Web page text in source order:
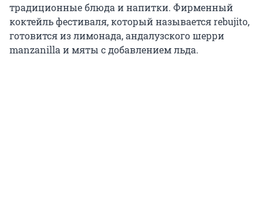
традиционные блюда и напитки. Фирменный
коктейль фестиваля, который называется rebujito,
готовится из лимонада, андалузского шерри
manzanilla и мяты с добавлением льда.